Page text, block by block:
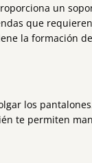
un
que
la formación
los
te permiten